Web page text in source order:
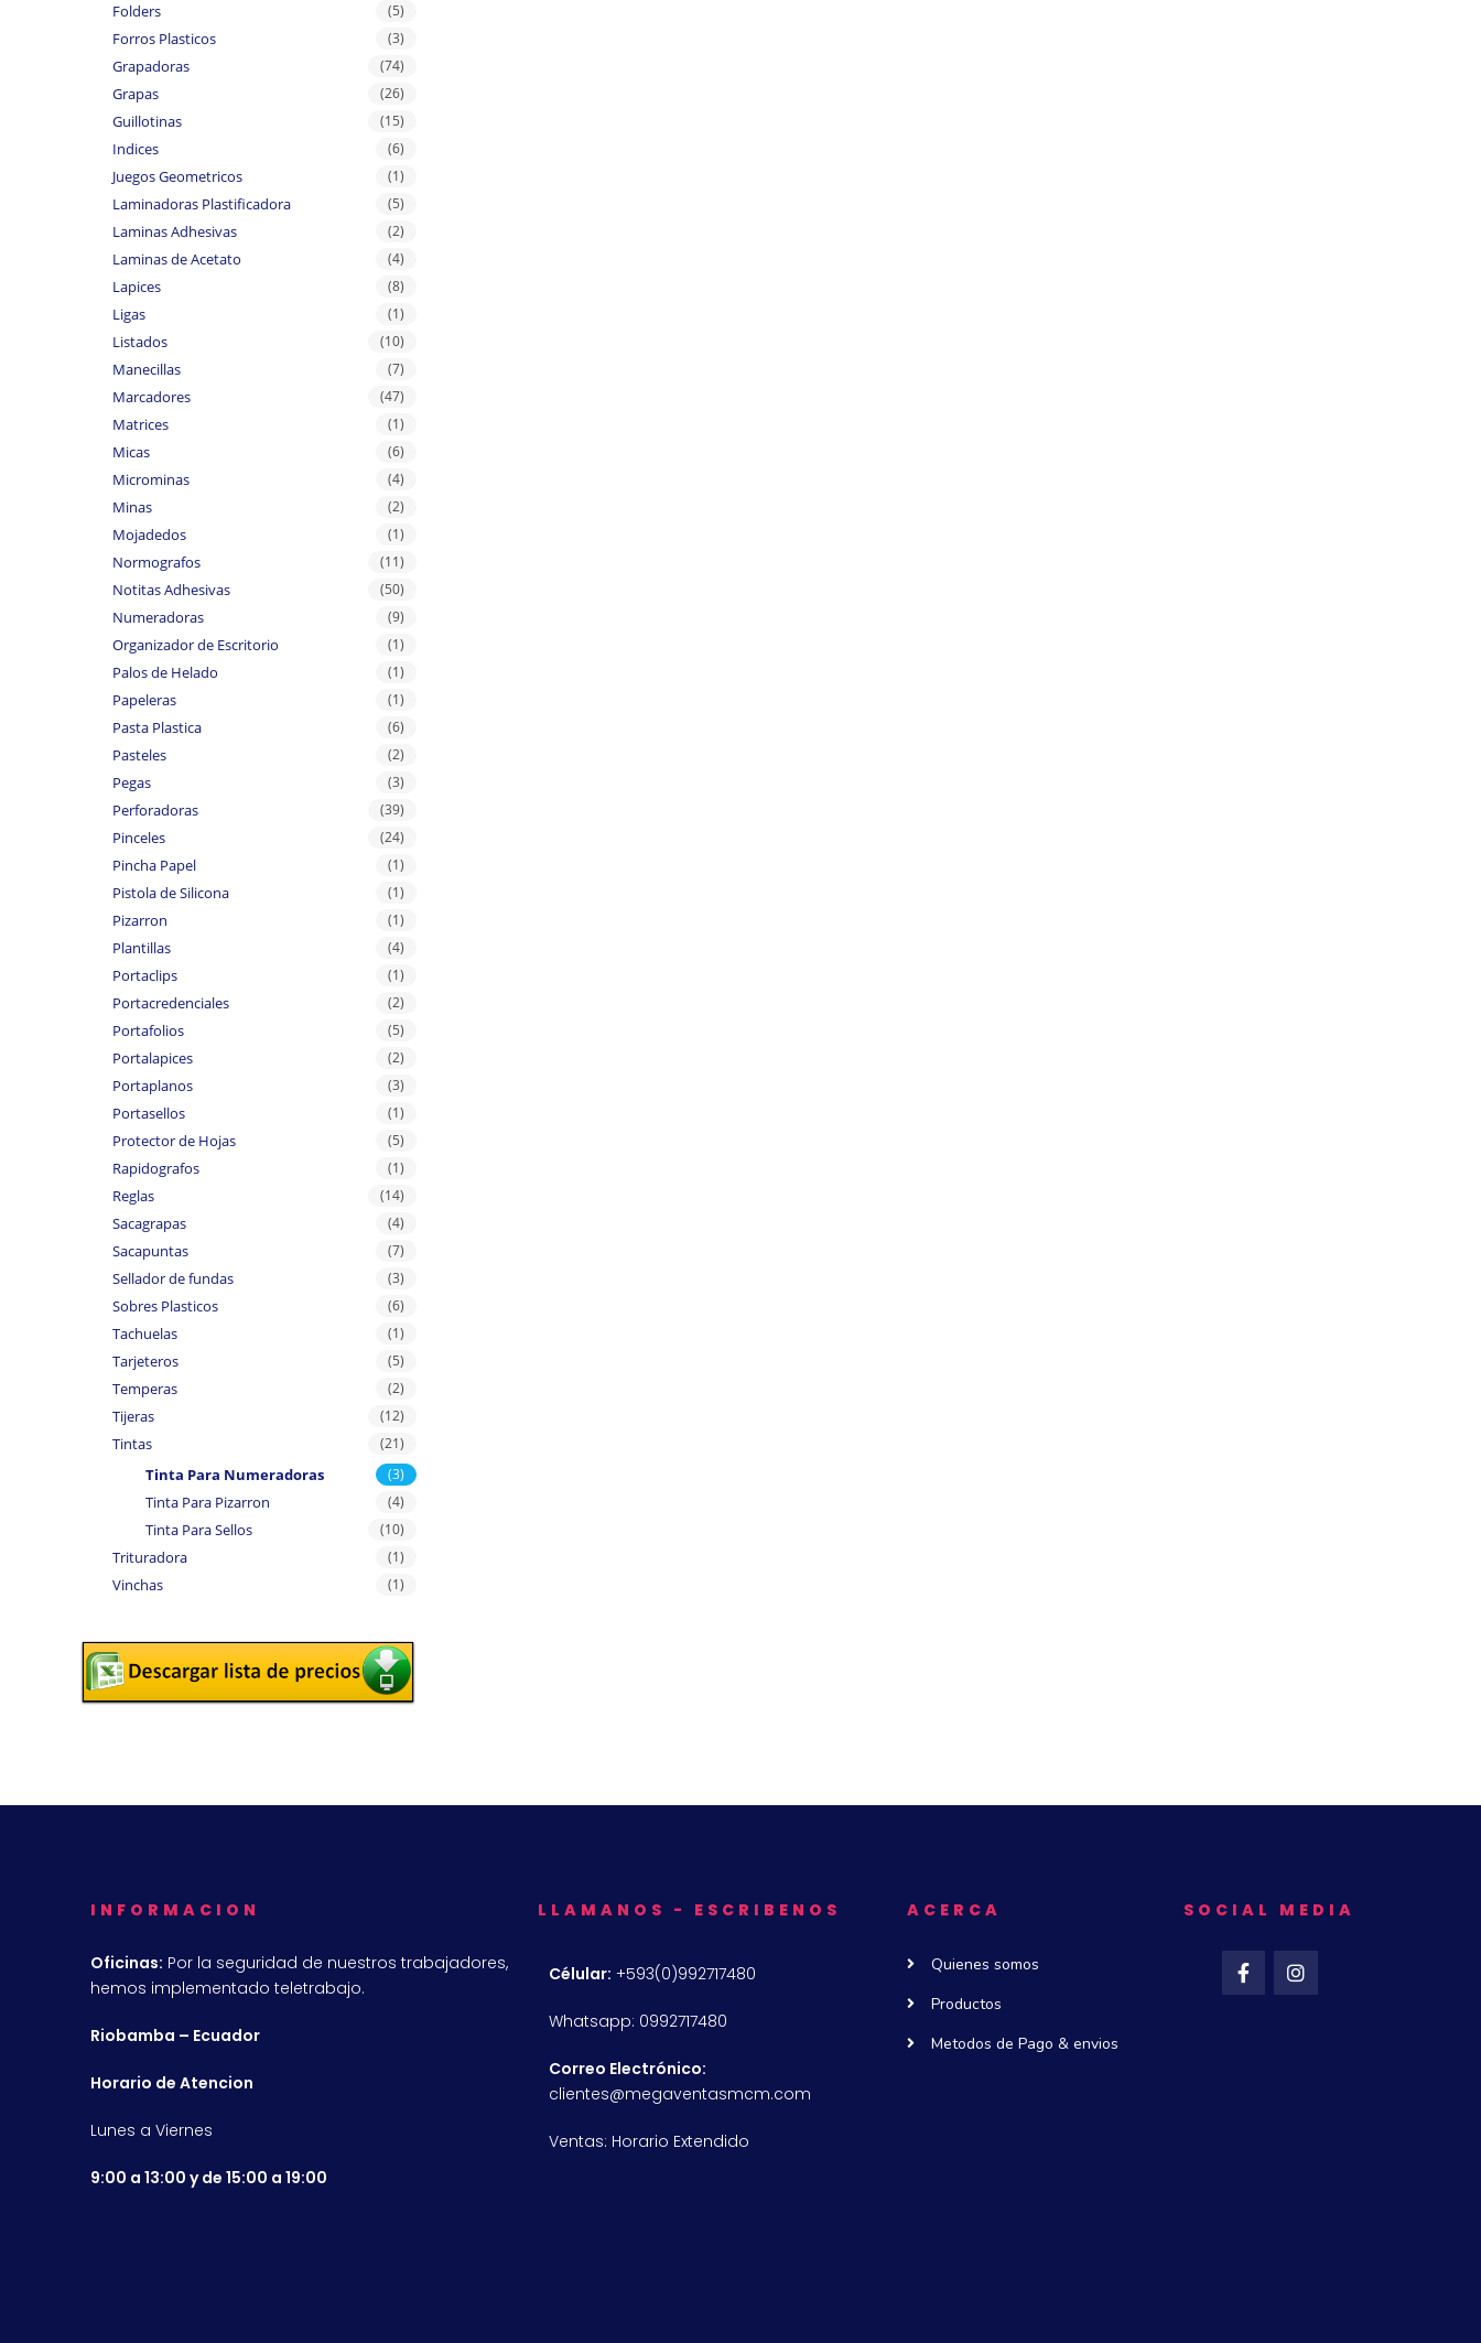
Folders (5)
Forros Plasticos (3)
Grapadoras (74)
Grapas (26)
Guillotinas (15)
Indices (6)
Juegos Geometricos (1)
Laminadoras Plastificadora (5)
Laminas Adhesivas (2)
Laminas de Acetato (4)
Lapices (8)
Ligas (1)
Listados (10)
Manecillas (7)
Marcadores (47)
Matrices (1)
Micas (6)
Microminas (4)
Minas (2)
Mojadedos (1)
Normografos (11)
Notitas Adhesivas (50)
Numeradoras (9)
Organizador de Escritorio (1)
Palos de Helado (1)
Papeleras (1)
Pasta Plastica (6)
Pasteles (2)
Pegas (3)
Perforadoras (39)
Pinceles (24)
Pincha Papel (1)
Pistola de Silicona (1)
Pizarron (1)
Plantillas (4)
Portaclips (1)
Portacredenciales (2)
Portafolios (5)
Portalapices (2)
Portaplanos (3)
Portasellos (1)
Protector de Hojas (5)
Rapidografos (1)
Reglas (14)
Sacagrapas (4)
Sacapuntas (7)
Sellador de fundas (3)
Sobres Plasticos (6)
Tachuelas (1)
Tarjeteros (5)
Temperas (2)
Tijeras (12)
Tintas (21)
Tinta Para Numeradoras (3)
Tinta Para Pizarron (4)
Tinta Para Sellos (10)
Trituradora (1)
Vinchas (1)
INFORMACION
Oficinas: Por la seguridad de nuestros trabajadores,
hemos implementado teletrabajo.
Riobamba – Ecuador
Horario de Atencion
Lunes a Viernes
9:00 a 13:00 y de 15:00 a 19:00
LLAMANOS - ESCRIBENOS
Célular: +593(0)992717480
Whatsapp: 0992717480
Correo Electrónico:
clientes@megaventasmcm.com
Ventas: Horario Extendido
ACERCA
Quienes somos
Productos
Metodos de Pago & envios
SOCIAL MEDIA